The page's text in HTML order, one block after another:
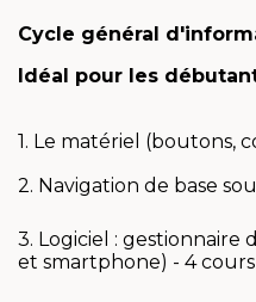
Cycle général
Idéal pour les
1. Le matériel (boutons,
2. Navigation de base
3. Logiciel : gestionnaire
et smartphone) - 4 cours